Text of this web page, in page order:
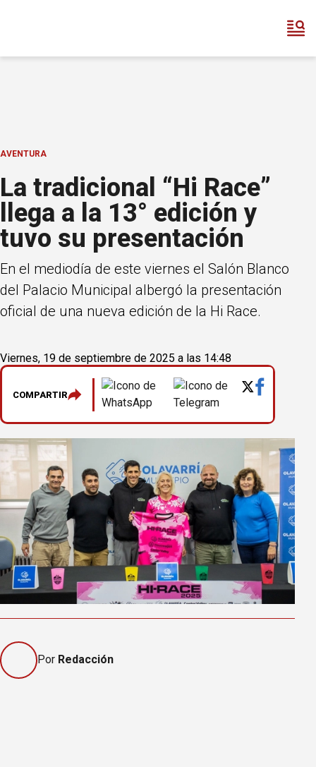
AVENTURA
La tradicional “Hi Race”
llega a la 13° edición y
tuvo su presentación
En el mediodía de este viernes el Salón Blanco
del Palacio Municipal albergó la presentación
oficial de una nueva edición de la Hi Race.
Viernes, 19 de septiembre de 2025 a las 14:48
COMPARTIR
Por Redacción